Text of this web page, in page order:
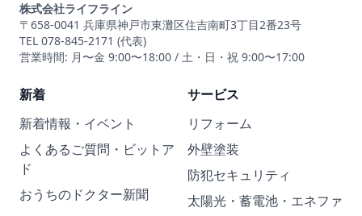
株式会社ライフライン
〒658-0041 兵庫県神戸市東灘区住吉南町3丁目2番23号
TEL 078-845-2171 (代表)
営業時間: 月〜金 9:00〜18:00 / 土・日・祝 9:00〜17:00
新着
新着情報・イベント
よくあるご質問・ビットア
ド
おうちのドクター新聞
サービス
リフォーム
外壁塗装
防犯セキュリティ
太陽光・蓄電池・エネファ